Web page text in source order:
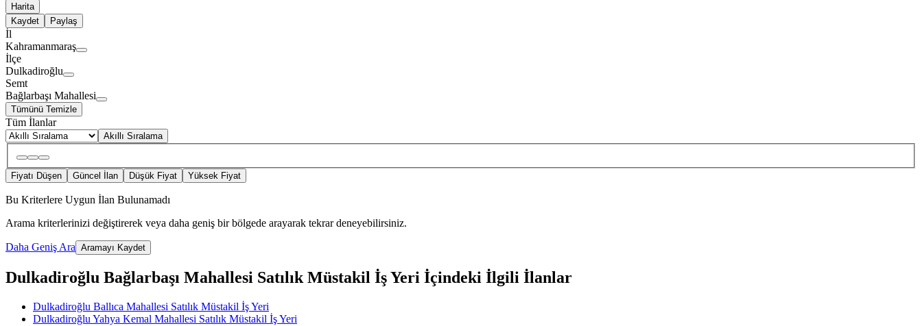
Harita
Kaydet
Paylaş
İl
Kahramanmaraş
İlçe
Dulkadiroğlu
Semt
Bağlarbaşı Mahallesi
Tümünü Temizle
Tüm İlanlar
Akıllı Sıralama
Fiyatı Düşen Güncel İlan Düşük Fiyat Yüksek Fiyat
Bu Kriterlere Uygun İlan Bulunamadı
Arama kriterlerinizi değiştirerek veya daha geniş bir bölgede arayarak tekrar deneyebilirsiniz.
Daha Geniş Ara Aramayı Kaydet
Dulkadiroğlu Bağlarbaşı Mahallesi Satılık Müstakil İş Yeri İçindeki İlgili İlanlar
Dulkadiroğlu Ballıca Mahallesi Satılık Müstakil İş Yeri
Dulkadiroğlu Yahya Kemal Mahallesi Satılık Müstakil İş Yeri